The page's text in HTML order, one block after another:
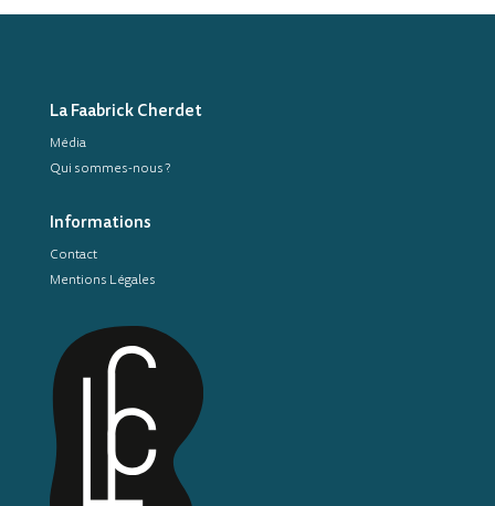
La Faabrick Cherdet
Média
Qui sommes-nous ?
Informations
Contact
Mentions Légales